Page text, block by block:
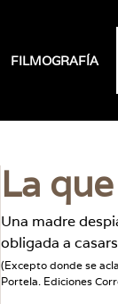
FILMOGRAFÍA
La
Una madre
obligada a
(Excepto donde se
Portela. Ediciones